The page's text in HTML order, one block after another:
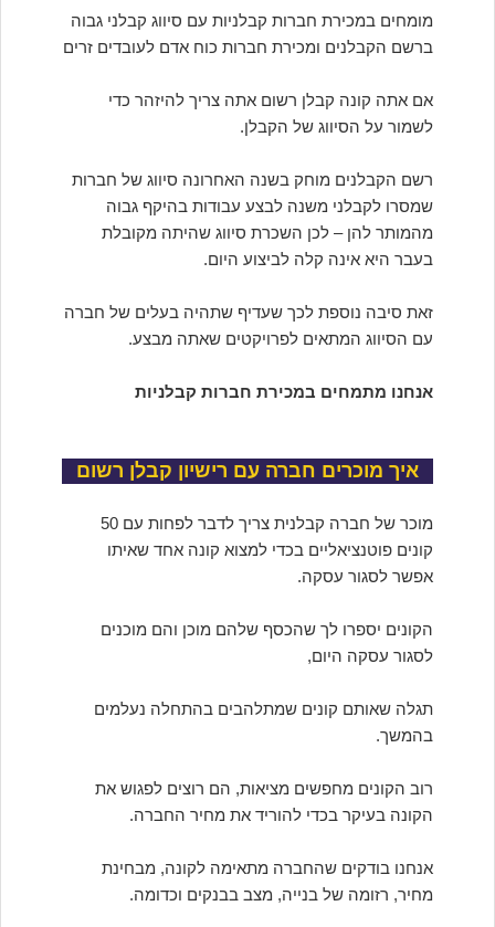
מומחים במכירת חברות קבלניות עם סיווג קבלני גבוה
ברשם הקבלנים ומכירת חברות כוח אדם לעובדים זרים
אם אתה קונה קבלן רשום אתה צריך להיזהר כדי
לשמור על הסיווג של הקבלן.
רשם הקבלנים מוחק בשנה האחרונה סיווג של חברות
שמסרו לקבלני משנה לבצע עבודות בהיקף גבוה
מהמותר להן – לכן השכרת סיווג שהיתה מקובלת
בעבר היא אינה קלה לביצוע היום.
זאת סיבה נוספת לכך שעדיף שתהיה בעלים של חברה
עם הסיווג המתאים לפרויקטים שאתה מבצע.
אנחנו מתמחים במכירת חברות קבלניות
איך מוכרים חברה עם רישיון קבלן רשום
מוכר של חברה קבלנית צריך לדבר לפחות עם 50
קונים פוטנציאליים בכדי למצוא קונה אחד שאיתו
אפשר לסגור עסקה.
הקונים יספרו לך שהכסף שלהם מוכן והם מוכנים
לסגור עסקה היום,
תגלה שאותם קונים שמתלהבים בהתחלה נעלמים
בהמשך.
רוב הקונים מחפשים מציאות, הם רוצים לפגוש את
הקונה בעיקר בכדי להוריד את מחיר החברה.
אנחנו בודקים שהחברה מתאימה לקונה, מבחינת
מחיר, רזומה של בנייה, מצב בבנקים וכדומה.